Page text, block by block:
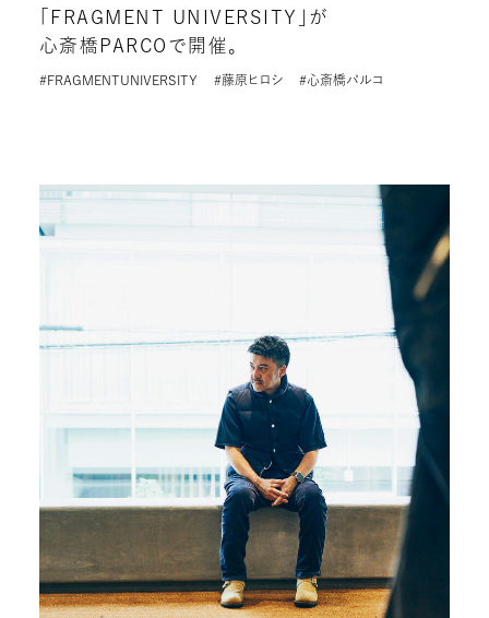
「FRAGMENT UNIVERSITY」が
心斎橋PARCOで開催。
#FRAGMENTUNIVERSITY #藤原ヒロシ #心斎橋パルコ